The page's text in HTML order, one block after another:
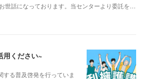
世話になっております。当センターより委託を…
用ください~
する普及啓発を行っていま